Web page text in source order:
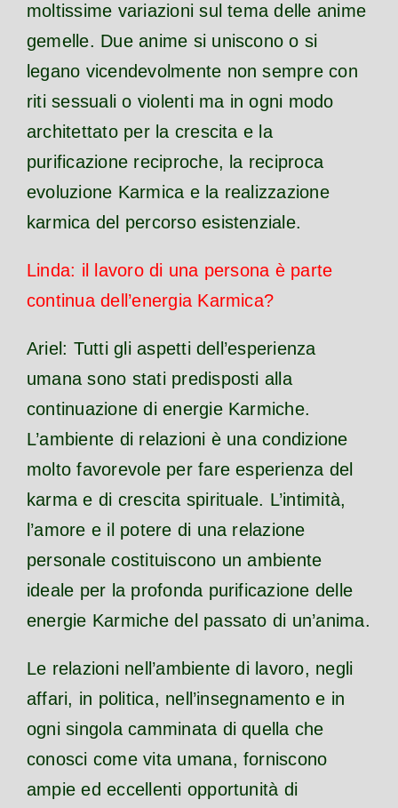
moltissime variazioni sul tema delle anime
gemelle. Due anime si uniscono o si
legano vicendevolmente non sempre con
riti sessuali o violenti ma in ogni modo
architettato per la crescita e la
purificazione reciproche, la reciproca
evoluzione Karmica e la realizzazione
karmica del percorso esistenziale.
Linda: il lavoro di una persona è parte
continua dell’energia Karmica?
Ariel: Tutti gli aspetti dell’esperienza
umana sono stati predisposti alla
continuazione di energie Karmiche.
L’ambiente di relazioni è una condizione
molto favorevole per fare esperienza del
karma e di crescita spirituale. L’intimità,
l’amore e il potere di una relazione
personale costituiscono un ambiente
ideale per la profonda purificazione delle
energie Karmiche del passato di un’anima.
Le relazioni nell’ambiente di lavoro, negli
affari, in politica, nell’insegnamento e in
ogni singola camminata di quella che
conosci come vita umana, forniscono
ampie ed eccellenti opportunità di